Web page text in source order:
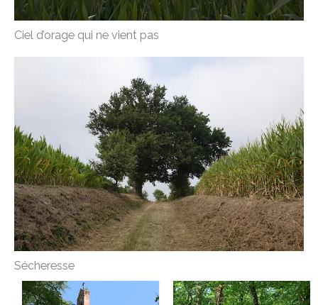
Ciel d’orage qui ne vient pas
Sécheresse